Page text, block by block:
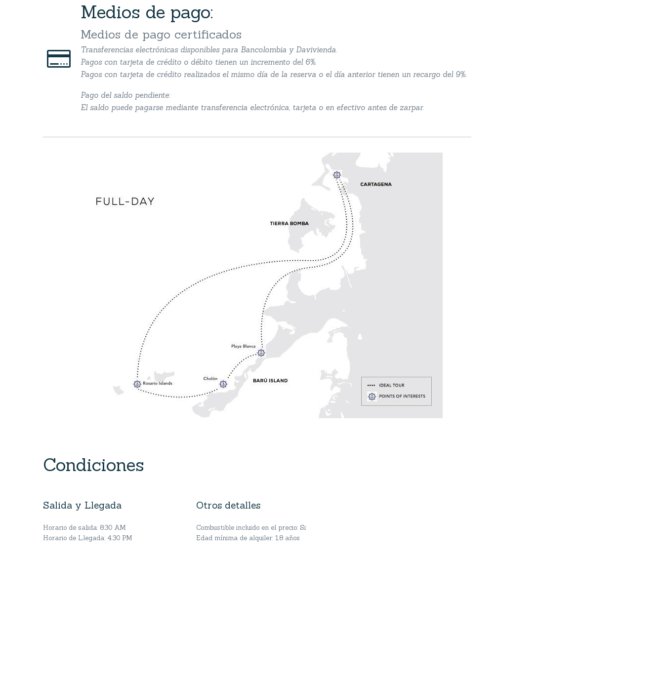


Medios de pago:
Medios de pago certificados
Transferencias electrónicas disponibles para Bancolombia y Davivienda.
Pagos con tarjeta de crédito o débito tienen un incremento del 6%.
Pagos con tarjeta de crédito realizados el mismo día de la reserva o el día anterior tienen un recargo del 9%.
Pago del saldo pendiente:
El saldo puede pagarse mediante transferencia electrónica, tarjeta o en efectivo antes de zarpar.
Condiciones
Salida y Llegada
Horario de salida: 8:30 AM
Horario de Llegada: 4:30 PM
Otros detalles
Combustible incluido en el precio: Si
Edad mínima de alquiler: 18 años